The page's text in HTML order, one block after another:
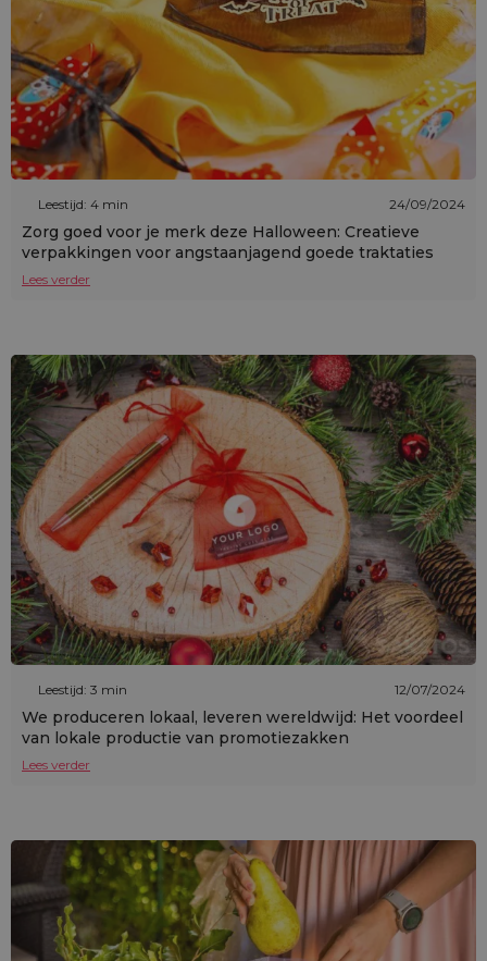
Leestijd: 4 min 24/09/2024
Zorg goed voor je merk deze Halloween: Creatieve
verpakkingen voor angstaanjagend goede traktaties
Lees verder
Leestijd: 3 min 12/07/2024
We produceren lokaal, leveren wereldwijd: Het voordeel
van lokale productie van promotiezakken
Lees verder